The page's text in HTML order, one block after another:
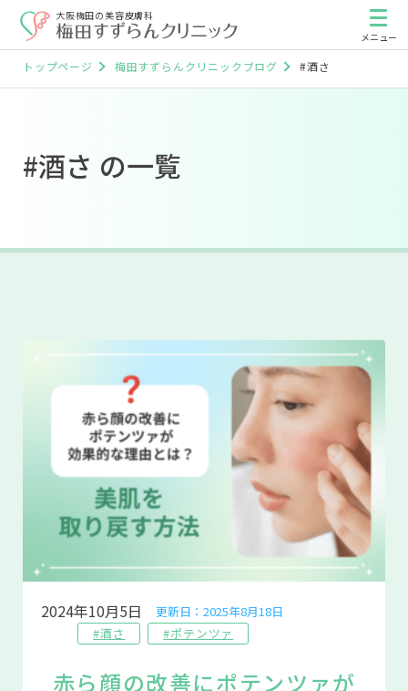
大阪梅田の美容皮膚科
トップページ 梅田すずらんクリニックブログ #酒さ
#酒さ の一覧
2024年10月5日
更新日：2025年8月18日
#酒さ
#ポテンツァ
赤ら顔の改善にポテンツァが